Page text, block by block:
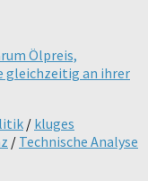
/ kluges
/ Technische Analyse